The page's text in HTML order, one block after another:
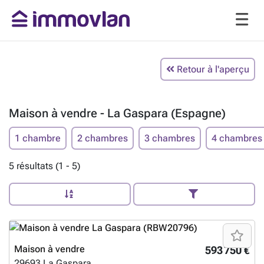
Retour à l'aperçu
Maison à vendre - La Gaspara (Espagne)
1 chambre 2 chambres 3 chambres 4 chambres
5 résultats (1 - 5)
593 750 €
Maison à vendre